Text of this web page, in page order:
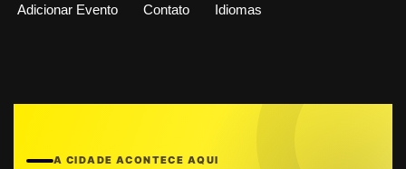
Adicionar Evento
Contato Idiomas
A CIDADE ACONTECE AQUI